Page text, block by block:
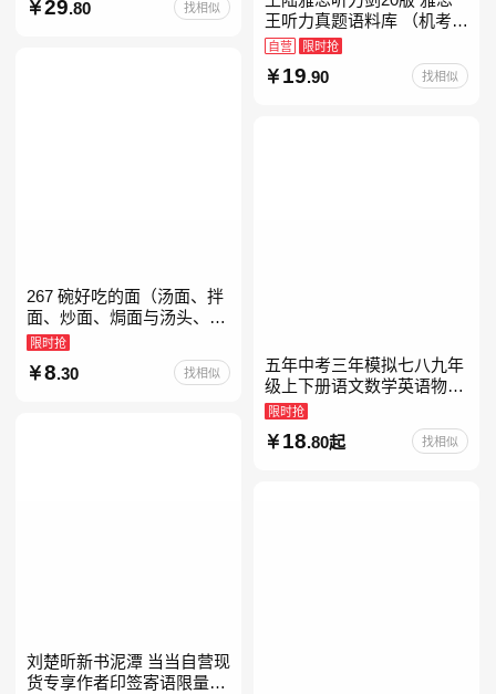
教育书
29.80 找相似
王听力真题语料库 （机考笔
试第二版）备考2026年新版
领跑雅思听力IELTS听力语
料库 新增在
自营 限时抢
19.90 找相似
267 碗好吃的面（汤面、拌
面、炒面、焗面与汤头、高
汤、酱料的奇妙组合，让你
打开味蕾，感受面条的美妙
滋味！令人无法抗拒的
限时抢
8.30 找相似
五年中考三年模拟七八九年
级上下册语文数学英语物理
化学政治历史地理生物人教
版北师版外研版北京版湘教
版5年中考3年模拟当当自
限时抢
18.80起 找相似
刘楚昕新书泥潭 当当自营现
货专享作者印签寄语限量藏